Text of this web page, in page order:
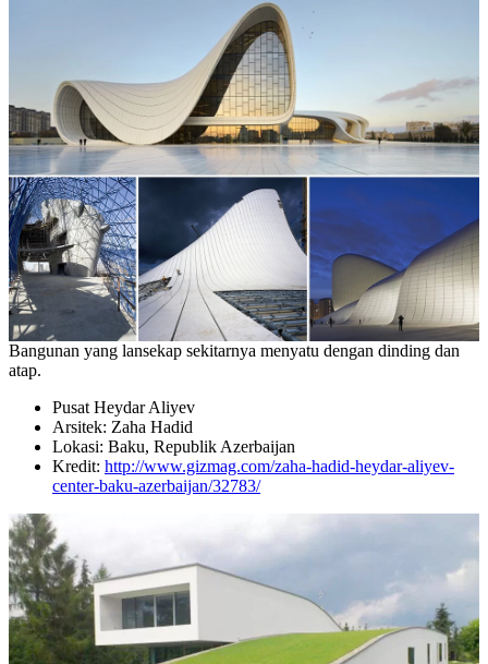
Bangunan yang lansekap sekitarnya menyatu dengan dinding dan
atap.
Pusat Heydar Aliyev
Arsitek: Zaha Hadid
Lokasi: Baku, Republik Azerbaijan
Kredit: http://www.gizmag.com/zaha-hadid-heydar-aliyev-
center-baku-azerbaijan/32783/